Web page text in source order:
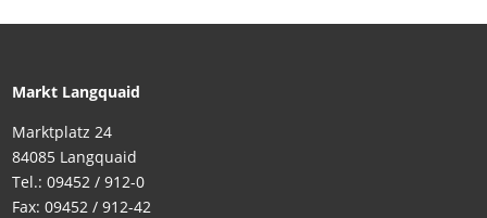
Markt Langquaid
Marktplatz 24
84085 Langquaid
Tel.: 09452 / 912-0
Fax: 09452 / 912-42